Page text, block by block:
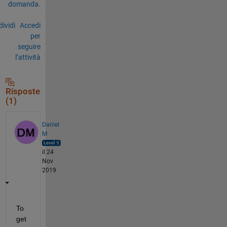
domanda.
Accedi
per
seguire
l’attività
Risposte
(1)
Daniel
M
il 24
Nov
2019
To
get